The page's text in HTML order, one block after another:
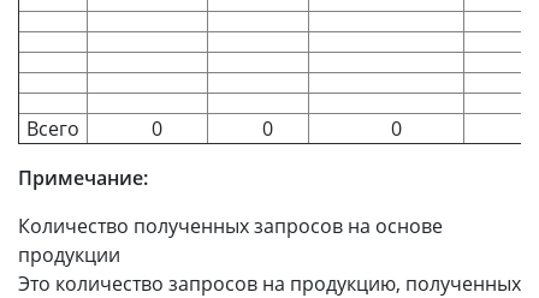
Всего 0 0 0
Примечание:
Количество полученных запросов на основе
продукции
Это количество запросов на продукцию, полученных